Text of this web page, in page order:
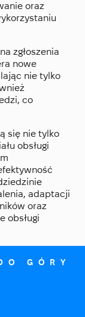
oraz
zgłoszenia
nowe
nie tylko
co
się nie tylko
obsługi
adaptacji
oraz
obsługi
GÓRY